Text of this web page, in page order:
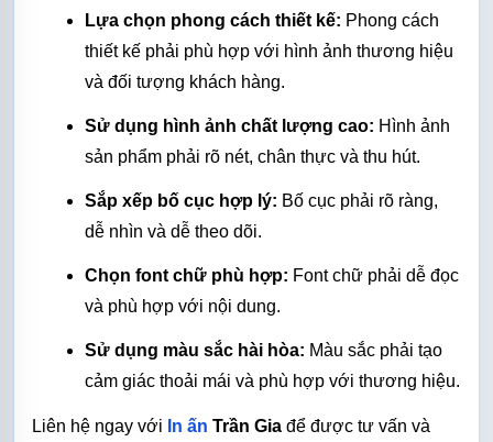
Lựa chọn phong cách thiết kế: Phong cách
thiết kế phải phù hợp với hình ảnh thương hiệu
và đối tượng khách hàng.
Sử dụng hình ảnh chất lượng cao: Hình ảnh
sản phẩm phải rõ nét, chân thực và thu hút.
Sắp xếp bố cục hợp lý: Bố cục phải rõ ràng,
dễ nhìn và dễ theo dõi.
Chọn font chữ phù hợp: Font chữ phải dễ đọc
và phù hợp với nội dung.
Sử dụng màu sắc hài hòa: Màu sắc phải tạo
cảm giác thoải mái và phù hợp với thương hiệu.
Liên hệ ngay với In ấn Trần Gia để được tư vấn và